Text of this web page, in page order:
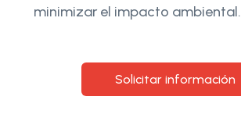
minimizar el impacto ambiental.
Solicitar información